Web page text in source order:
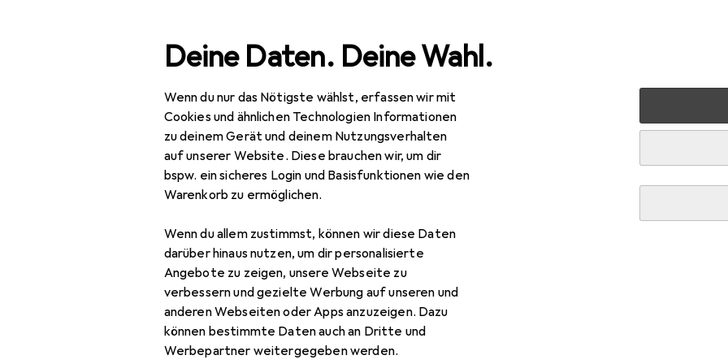
Deine Daten. Deine Wahl.
Wenn du nur das Nötigste wählst, erfassen wir mit
Cookies und ähnlichen Technologien Informationen
zu deinem Gerät und deinem Nutzungsverhalten
auf unserer Website. Diese brauchen wir, um dir
bspw. ein sicheres Login und Basisfunktionen wie den
Warenkorb zu ermöglichen.
Wenn du allem zustimmst, können wir diese Daten
darüber hinaus nutzen, um dir personalisierte
Angebote zu zeigen, unsere Webseite zu
verbessern und gezielte Werbung auf unseren und
anderen Webseiten oder Apps anzuzeigen. Dazu
können bestimmte Daten auch an Dritte und
Werbepartner weitergegeben werden.
Navigation nach Kategorien Gesamtsortiment Tierbedarf Hund